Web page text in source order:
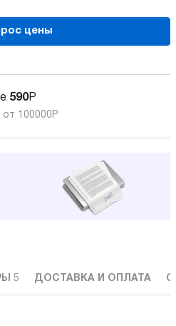
цены
590Р
от 100000 Р
5 ДОСТАВКА И ОПЛАТА